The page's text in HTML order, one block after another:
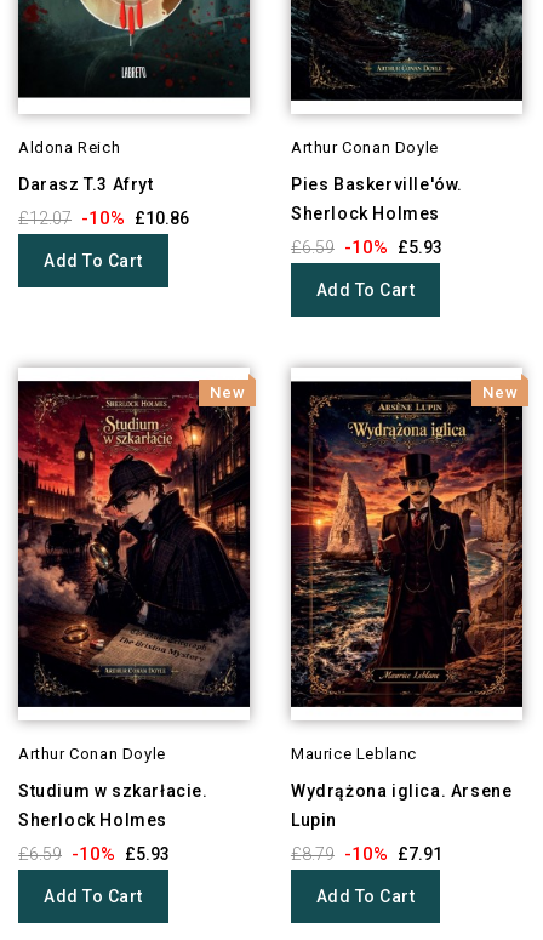
Aldona Reich
Darasz T.3 Afryt
£12.07 -10% £10.86
Add To Cart
Arthur Conan Doyle
Pies Baskerville'ów.
Sherlock Holmes
£6.59 -10% £5.93
Add To Cart
New
Arthur Conan Doyle
Studium w szkarłacie.
Sherlock Holmes
£6.59 -10% £5.93
Add To Cart
New
Maurice Leblanc
Wydrążona iglica. Arsene
Lupin
£8.79 -10% £7.91
Add To Cart